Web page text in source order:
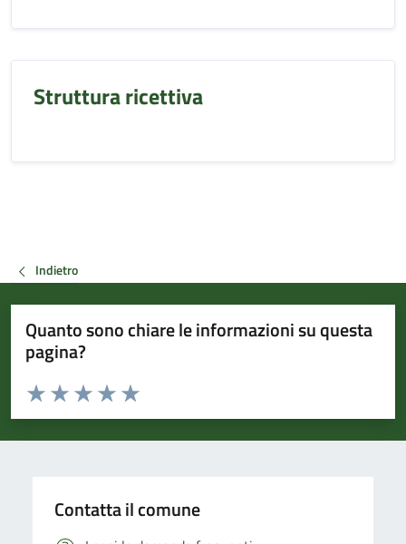
Struttura ricettiva
Indietro
Quanto sono chiare le informazioni su questa
pagina?
Valuta da 1 a 5 stelle la pagina
Valuta 5 stelle su 5
Valuta 4 stelle su 5
Valuta 3 stelle su 5
Valuta 2 stelle su 5
Valuta 1 stelle su 5
Contatta il comune